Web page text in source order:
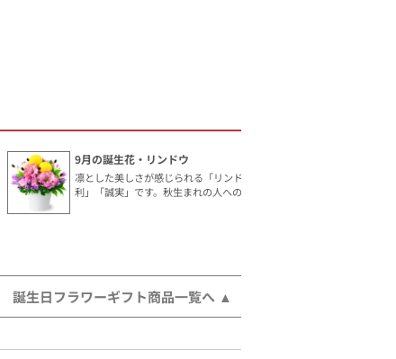
9月の誕生花・リンドウ
凛とした美しさが感じられる「リンドウ」。花言葉は「勝
利」「誠実」です。秋生まれの人へのギフトにおすすめ。
誕生日フラワーギフト商品一覧へ